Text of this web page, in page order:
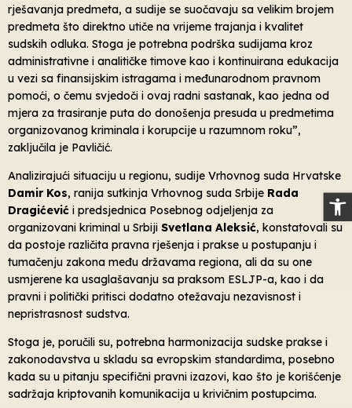
rješavanja predmeta, a sudije se suočavaju sa velikim brojem
predmeta što direktno utiče na vrijeme trajanja i kvalitet
sudskih odluka. Stoga je potrebna podrška sudijama kroz
administrativne i analitičke timove kao i kontinuirana edukacija
u vezi sa finansijskim istragama i međunarodnom pravnom
pomoći, o čemu svjedoči i ovaj radni sastanak, kao jedna od
mjera za trasiranje puta do donošenja presuda u predmetima
organizovanog kriminala i korupcije u razumnom roku”,
zaključila je Pavličić.
Analizirajući situaciju u regionu, sudije Vrhovnog suda Hrvatske
Damir Kos, ranija sutkinja Vrhovnog suda Srbije Rada
Dragićević i predsjednica Posebnog odjeljenja za
organizovani kriminal u Srbiji Svetlana Aleksić, konstatovali su
da postoje različita pravna rješenja i prakse u postupanju i
tumačenju zakona među državama regiona, ali da su one
usmjerene ka usaglašavanju sa praksom ESLJP-a, kao i da
pravni i politički pritisci dodatno otežavaju nezavisnost i
nepristrasnost sudstva.
Stoga je, poručili su, potrebna harmonizacija sudske prakse i
zakonodavstva u skladu sa evropskim standardima, posebno
kada su u pitanju specifični pravni izazovi, kao što je korišćenje
sadržaja kriptovanih komunikacija u krivičnim postupcima.